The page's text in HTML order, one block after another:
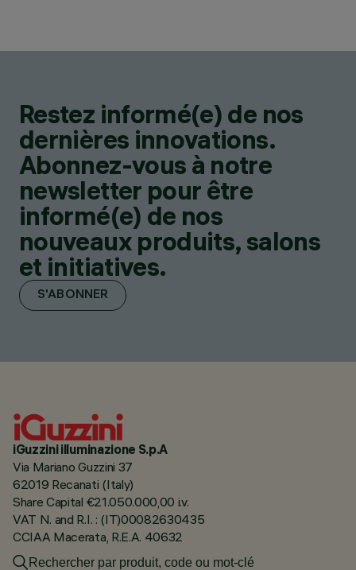
Restez informé(e) de nos
dernières innovations.
Abonnez-vous à notre
newsletter pour être
informé(e) de nos
nouveaux produits, salons
et initiatives.
S'ABONNER
iGuzzini illuminazione S.p.A
Via Mariano Guzzini 37
62019 Recanati (Italy)
Share Capital €21.050.000,00 i.v.
VAT N. and R.I. : (IT)00082630435
CCIAA Macerata, R.E.A. 40632